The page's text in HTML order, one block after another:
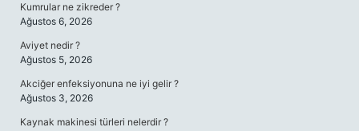
Kumrular ne zikreder ?
Ağustos 6, 2026
Aviyet nedir ?
Ağustos 5, 2026
Akciğer enfeksiyonuna ne iyi gelir ?
Ağustos 3, 2026
Kaynak makinesi türleri nelerdir ?